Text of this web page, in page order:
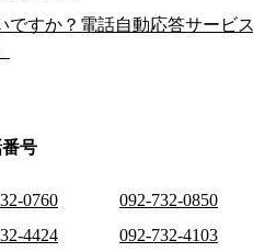
ですか？電話自動応答サービ
号
0760 092-732-0850
4424 092-732-4103